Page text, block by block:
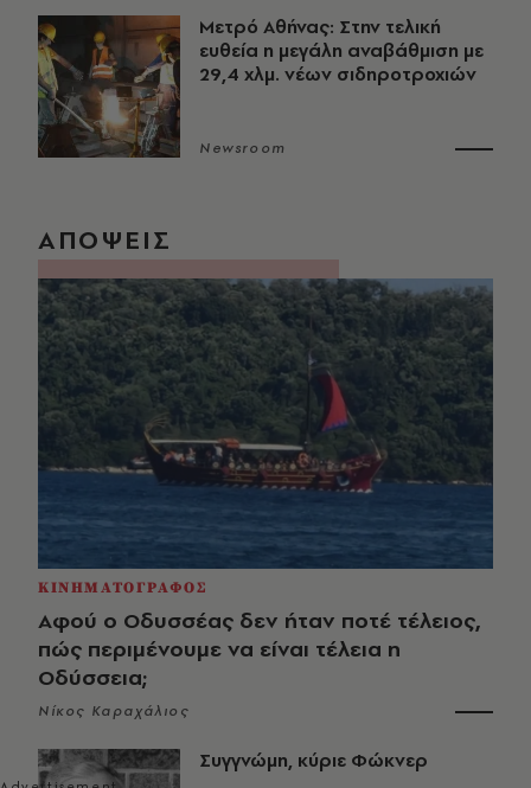
Μετρό Αθήνας: Στην τελική
ευθεία η μεγάλη αναβάθμιση με
29,4 χλμ. νέων σιδηροτροχιών
Newsroom
ΑΠΟΨΕΙΣ
ΚΙΝΗΜΑΤΟΓΡΑΦΟΣ
Αφού ο Οδυσσέας δεν ήταν ποτέ τέλειος,
πώς περιμένουμε να είναι τέλεια η
Οδύσσεια;
Νίκος Καραχάλιος
Συγγνώμη, κύριε Φώκνερ